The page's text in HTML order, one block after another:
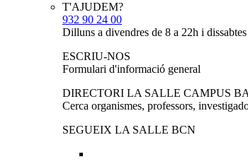
T'AJUDEM?
932 90 24 00
Dilluns a divendres de 8 a 22h i
ESCRIU-NOS
Formulari d'informació general
DIRECTORI LA SALLE CAMPUS
Cerca organismes, professors,
SEGUEIX LA SALLE BCN